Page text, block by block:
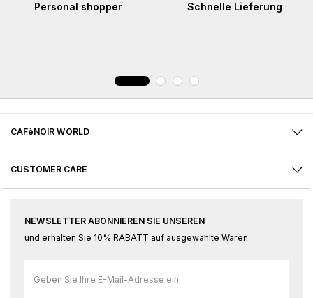
Personal shopper Schnelle Lieferung
CAFèNOIR WORLD
CUSTOMER CARE
NEWSLETTER ABONNIEREN SIE UNSEREN
und erhalten Sie 10% RABATT auf ausgewählte Waren.